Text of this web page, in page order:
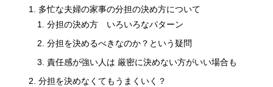
多忙な夫婦の家事の分担の決め方について
分担の決め方 いろいろなパターン
分担を決めるべきなのか？という疑問
責任感が強い人は 厳密に決めない方がいい場合も
分担を決めなくてもうまくいく？